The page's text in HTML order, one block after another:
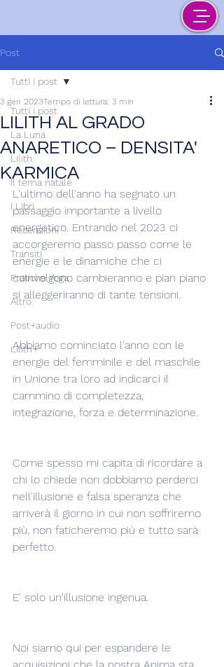
Post
Tutti i post
La Luna
Lilith
Il tema natale
I Libri
Recensioni
Transiti
Pratiche Yoga
Altro
Post+audio
Lilith+
Tutti i post
LILITH AL GRADO
ANARETICO – DENSITA'
KARMICA
3 gen 2023Tempo di lettura: 3 min
L'ultimo dell'anno ha segnato un
passaggio importante a livello
energetico. Entrando nel 2023 ci
accorgeremo passo passo come le
energie e le dinamiche che ci
coinvolgono cambieranno e pian piano
si alleggeriranno di tante tensioni.
Abbiamo cominciato l'anno con le
energie del femminile e del maschile
in Unione tra loro ad indicarci il
cammino di completezza,
integrazione, forza e determinazione.
Come spesso mi capita di ricordare a
chi lo chiede non dobbiamo perderci
nell'illusione e falsa speranza che
arriverà il giorno in cui non soffriremo
più, non faticheremo più e tutto sarà
perfetto.
E' solo un'illusione ingenua.
Noi siamo qui per espandere le